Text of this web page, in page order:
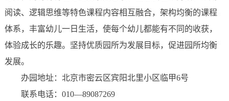
阅读、逻辑思维等特色课程内容相互融合，架构均衡的课程
体系，丰富幼儿一日生活，使每个幼儿都能有不同的收获，
体验成长的乐趣。坚持优质园所为发展目标，促进园所均衡
发展。
办园地址：北京市密云区宾阳北里小区临甲6号
联系电话：010—89087269